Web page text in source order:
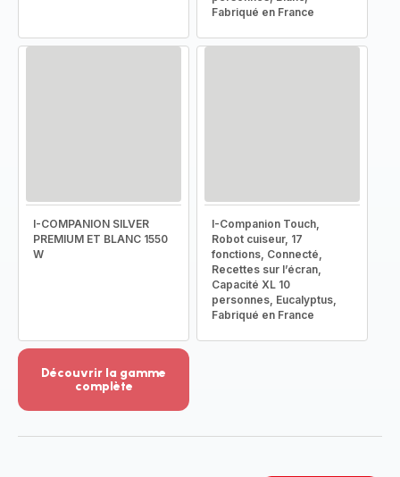
Fabriqué en France
I-COMPANION SILVER
PREMIUM ET BLANC 1550
W
I-Companion Touch,
Robot cuiseur, 17
fonctions, Connecté,
Recettes sur l’écran,
Capacité XL 10
personnes, Eucalyptus,
Fabriqué en France
Découvrir la gamme
complète
-